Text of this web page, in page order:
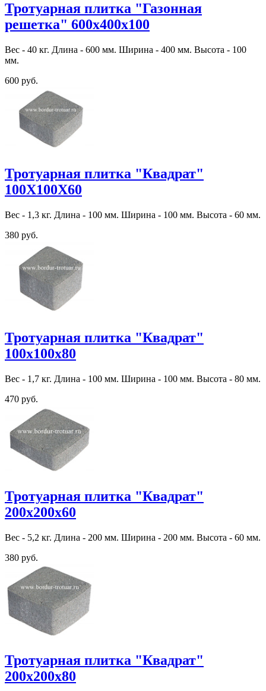
Тротуарная плитка "Газонная
решетка" 600х400х100
Вес - 40 кг. Длина - 600 мм. Ширина - 400 мм. Высота - 100
мм.
600 руб.
Тротуарная плитка "Квадрат"
100Х100Х60
Вес - 1,3 кг. Длина - 100 мм. Ширина - 100 мм. Высота - 60 мм.
380 руб.
Тротуарная плитка "Квадрат"
100х100х80
Вес - 1,7 кг. Длина - 100 мм. Ширина - 100 мм. Высота - 80 мм.
470 руб.
Тротуарная плитка "Квадрат"
200х200х60
Вес - 5,2 кг. Длина - 200 мм. Ширина - 200 мм. Высота - 60 мм.
380 руб.
Тротуарная плитка "Квадрат"
200х200х80